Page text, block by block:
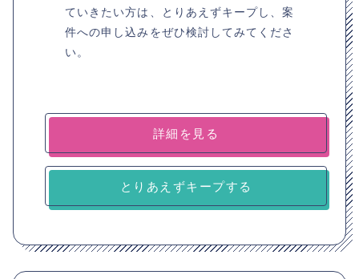
ていきたい方は、とりあえずキープし、案
件への申し込みをぜひ検討してみてくださ
い。
詳細を見る
とりあえずキープする